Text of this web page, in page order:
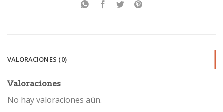
VALORACIONES (0)
Valoraciones
No hay valoraciones aún.